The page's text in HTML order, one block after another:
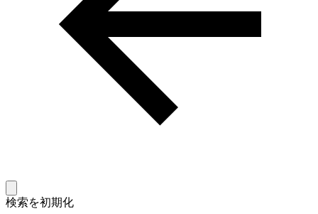
検索を初期化